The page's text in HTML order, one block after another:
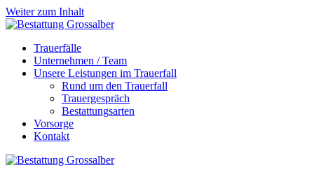
Weiter zum Inhalt
Trauerfälle
Unternehmen / Team
Unsere Leistungen im Trauerfall
Rund um den Trauerfall
Trauergespräch
Bestattungsarten
Vorsorge
Kontakt